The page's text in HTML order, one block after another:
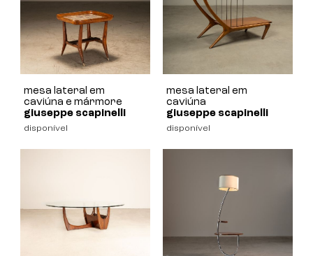
mesa lateral em
caviúna e mármore
giuseppe scapinelli
disponível
mesa lateral em
caviúna
giuseppe scapinelli
disponível